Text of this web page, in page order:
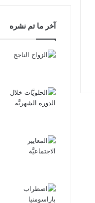
آخر ما تم نشره